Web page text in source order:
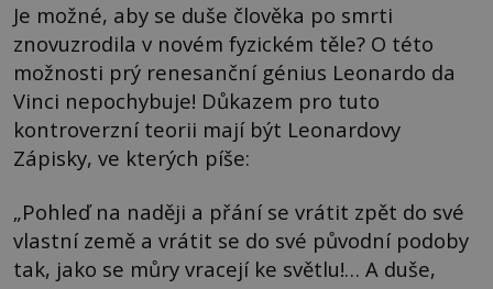
Je možné, aby se duše člověka po smrti
znovuzrodila v novém fyzickém těle? O této
možnosti prý renesanční génius Leonardo da
Vinci nepochybuje! Důkazem pro tuto
kontroverzní teorii mají být Leonardovy
Zápisky, ve kterých píše:
„Pohleď na naději a přání se vrátit zpět do své
vlastní země a vrátit se do své původní podoby
tak, jako se můry vracejí ke světlu!… A duše,